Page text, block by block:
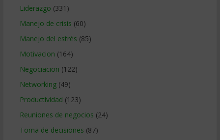
Liderazgo (331)
Manejo de crisis (60)
Manejo del estrés (85)
Motivacion (164)
Negociacion (122)
Networking(49)
Productividad (123)
Reuniones de negocios (24)
Toma de decisiones (87)